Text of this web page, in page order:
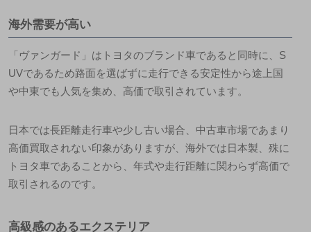
海外需要が高い
「ヴァンガード」はトヨタのブランド車であると同時に、S
UVであるため路面を選ばずに走行できる安定性から途上国
や中東でも人気を集め、高価で取引されています。
日本では長距離走行車や少し古い場合、中古車市場であまり
高価買取されない印象がありますが、海外では日本製、殊に
トヨタ車であることから、年式や走行距離に関わらず高価で
取引されるのです。
高級感のあるエクステリア